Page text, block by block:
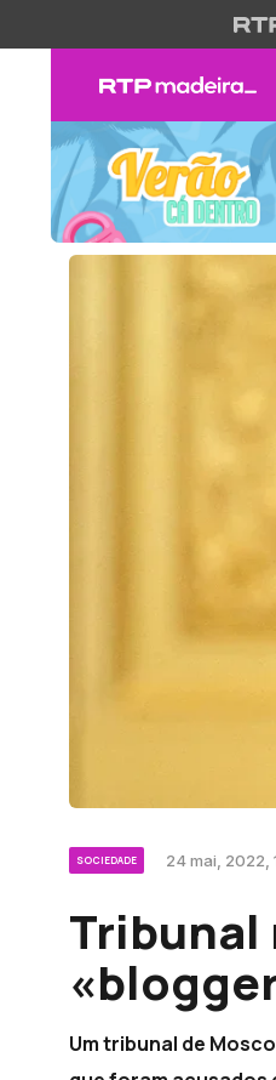
SOCIEDADE 24 mai, 2022,
Tribunal
Um tribunal de